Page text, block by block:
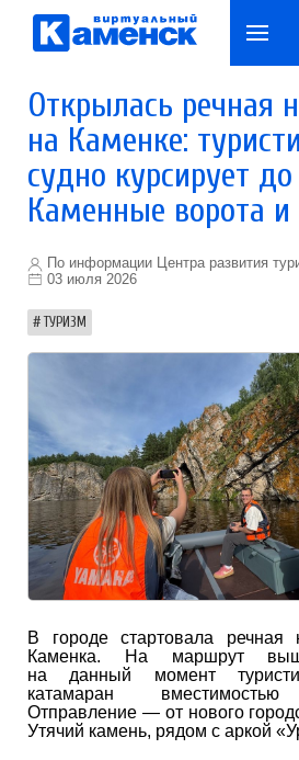
Открылась речная
на Каменке:
судно курсирует до
Каменные ворота
По информации Центра развития
03 июля 2026
ТУРИЗМ
В городе стартовала речная
Каменка. На маршрут
на данный момент
катамаран
Отправление — от нового
Утячий камень, рядом с аркой